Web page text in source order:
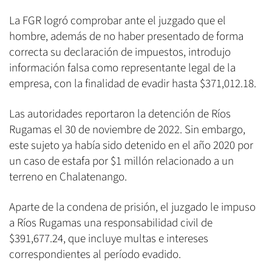
La FGR logró comprobar ante el juzgado que el
hombre, además de no haber presentado de forma
correcta su declaración de impuestos, introdujo
información falsa como representante legal de la
empresa, con la finalidad de evadir hasta $371,012.18.
Las autoridades reportaron la detención de Ríos
Rugamas el 30 de noviembre de 2022. Sin embargo,
este sujeto ya había sido detenido en el año 2020 por
un caso de estafa por $1 millón relacionado a un
terreno en Chalatenango.
Aparte de la condena de prisión, el juzgado le impuso
a Ríos Rugamas una responsabilidad civil de
$391,677.24, que incluye multas e intereses
correspondientes al período evadido.